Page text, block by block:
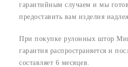
гарантийным случаем и мы
предоставить вам изделия
При покупке рулонных штор
гарантия распространяется и
составляет 6 месяцев.